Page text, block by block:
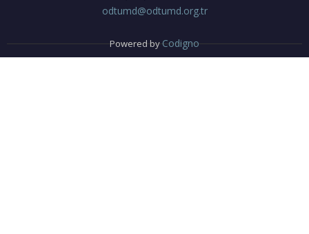
odtumd@odtumd.org.tr
Powered byCodigno